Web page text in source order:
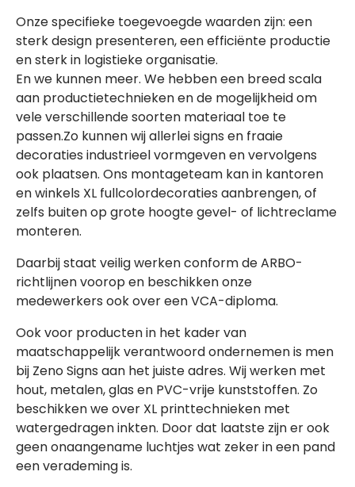
Onze specifieke toegevoegde waarden zijn: een
sterk design presenteren, een efficiënte productie
en sterk in logistieke organisatie.
En we kunnen meer. We hebben een breed scala
aan productietechnieken en de mogelijkheid om
vele verschillende soorten materiaal toe te
passen.Zo kunnen wij allerlei signs en fraaie
decoraties industrieel vormgeven en vervolgens
ook plaatsen. Ons montageteam kan in kantoren
en winkels XL fullcolordecoraties aanbrengen, of
zelfs buiten op grote hoogte gevel- of lichtreclame
monteren.
Daarbij staat veilig werken conform de ARBO-
richtlijnen voorop en beschikken onze
medewerkers ook over een VCA-diploma.
Ook voor producten in het kader van
maatschappelijk verantwoord ondernemen is men
bij Zeno Signs aan het juiste adres. Wij werken met
hout, metalen, glas en PVC-vrije kunststoffen. Zo
beschikken we over XL printtechnieken met
watergedragen inkten. Door dat laatste zijn er ook
geen onaangename luchtjes wat zeker in een pand
een verademing is.